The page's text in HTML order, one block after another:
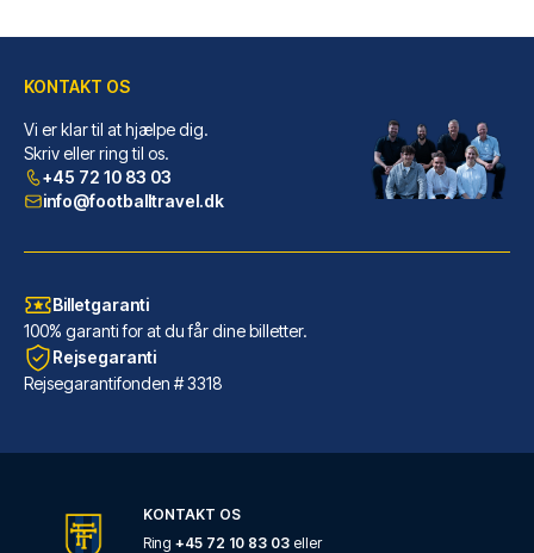
Petit Palace Tres Cruces
Med et ophold hos Petit Palace...
KONTAKT OS
Vi er klar til at hjælpe dig.
Skriv eller ring til os.
+45 72 10 83 03
info@footballtravel.dk
Billetgaranti
100% garanti for at du får dine billetter.
Rejsegaranti
Rejsegarantifonden # 3318
KONTAKT OS
Ring +45 72 10 83 03 eller